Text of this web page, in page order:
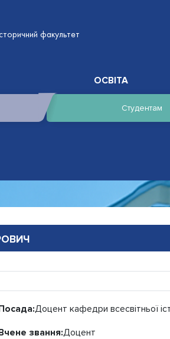
факультет
ОСВІТА
Студентам
Доцент кафедри всесвітньої
звання:Доцент